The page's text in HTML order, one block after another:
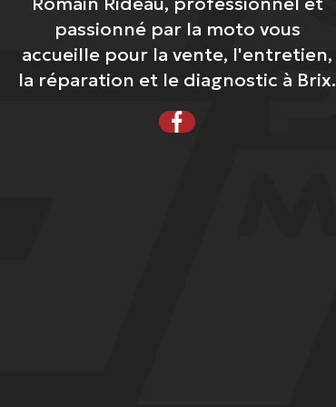
passionné par la moto vous
accueille pour la vente, l'entretien,
la réparation et le diagnostic à Brix.